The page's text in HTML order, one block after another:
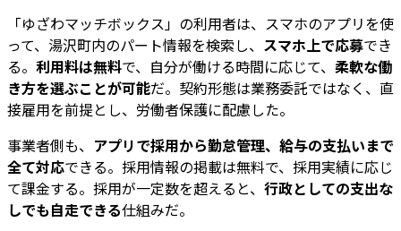
「ゆざわマッチボックス」の利用者は、スマホのアプリを使
って、湯沢町内のパート情報を検索し、 スマホ上で応募でき
る。 利用料は無料で、自分が働ける時間に応じて、 柔軟な働
き方を選ぶことが可能だ。契約形態は業務委託ではなく、直
接雇用を前提とし、労働者保護に配慮した。
事業者側も、 アプリで採用から勤怠管理、給与の支払いまで
全て対応できる。採用情報の掲載は無料で、採用実績に応じ
て課金する。採用が一定数を超えると、 行政としての支出な
しでも自走できる仕組みだ。